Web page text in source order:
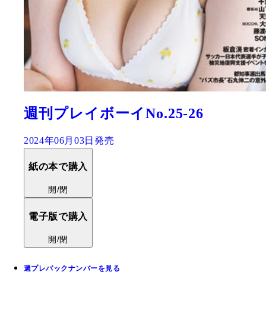
週刊プレイボーイNo.25-26
2024年06月03日発売
紙の本で購入
開/閉
電子版で購入
開/閉
週プレバックナンバーを見る